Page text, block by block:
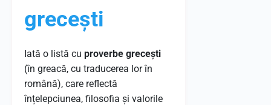
grecești
Iată o listă cu proverbe grecești
(în greacă, cu traducerea lor în
română), care reflectă
înțelepciunea, filosofia și valorile